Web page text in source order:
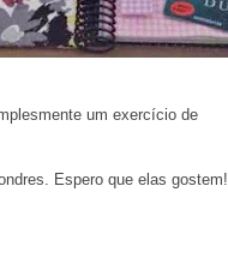
um exercício de
Espero que elas gostem!